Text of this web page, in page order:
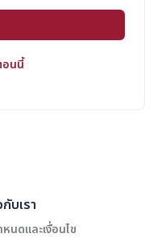
อนนี้
บเรา
นดและเงื่อนไข